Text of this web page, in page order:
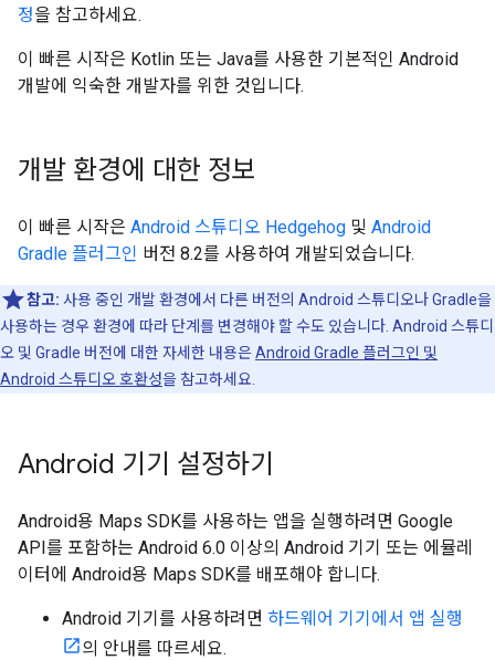
정을 참고하세요.
이 빠른 시작은 Kotlin 또는 Java를 사용한 기본적인 Android
개발에 익숙한 개발자를 위한 것입니다.
개발 환경에 대한 정보
이 빠른 시작은 Android 스튜디오 Hedgehog 및 Android
Gradle 플러그인 버전 8.2를 사용하여 개발되었습니다.
참고: 사용 중인 개발 환경에서 다른 버전의 Android 스튜디오나 Gradle을
사용하는 경우 환경에 따라 단계를 변경해야 할 수도 있습니다. Android 스튜디
오 및 Gradle 버전에 대한 자세한 내용은Android Gradle 플러그인 및
Android 스튜디오 호환성을 참고하세요.
Android 기기 설정하기
Android용 Maps SDK를 사용하는 앱을 실행하려면 Google
API를 포함하는 Android 6.0 이상의 Android 기기 또는 에뮬레
이터에 Android용 Maps SDK를 배포해야 합니다.
Android 기기를 사용하려면 하드웨어 기기에서 앱 실행
의 안내를 따르세요.